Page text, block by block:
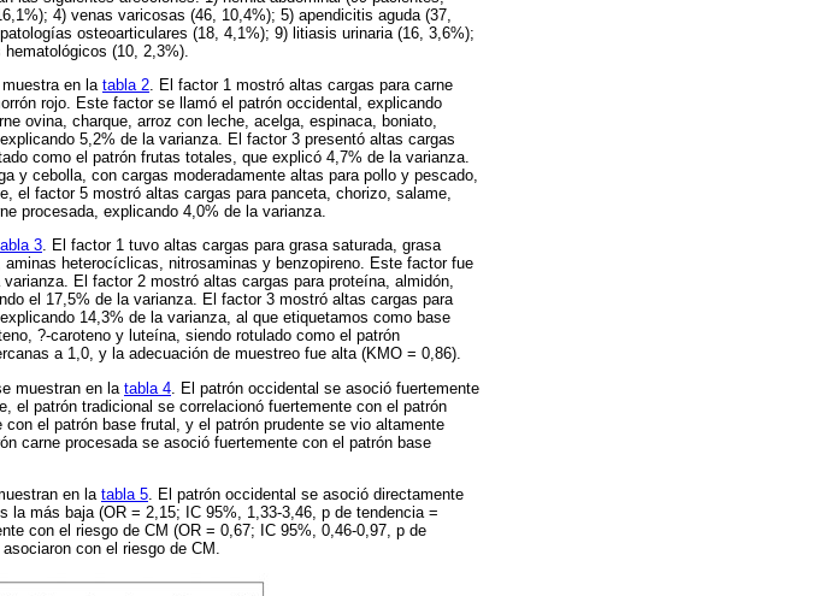
4) venas varicosas (46, 10,4%); 5) apendicitis aguda (37,
osteoarticulares (18, 4,1%); 9) litiasis urinaria (16, 3,6%);
(10, 2,3%).
en la tabla 2. El factor 1 mostró altas cargas para carne
rojo. Este factor se llamó el patrón occidental, explicando
ovina, charque, arroz con leche, acelga, espinaca, boniato,
5,2% de la varianza. El factor 3 presentó altas cargas
como el patrón frutas totales, que explicó 4,7% de la varianza.
y cebolla, con cargas moderadamente altas para pollo y pescado,
el factor 5 mostró altas cargas para panceta, chorizo, salame,
procesada, explicando 4,0% de la varianza.
3. El factor 1 tuvo altas cargas para grasa saturada, grasa
heterocíclicas, nitrosaminas y benzopireno. Este factor fue
El factor 2 mostró altas cargas para proteína, almidón,
el 17,5% de la varianza. El factor 3 mostró altas cargas para
14,3% de la varianza, al que etiquetamos como base
?-caroteno y luteína, siendo rotulado como el patrón
a 1,0, y la adecuación de muestreo fue alta (KMO = 0,86).
muestran en la tabla 4 . El patrón occidental se asoció fuertemente
el patrón tradicional se correlacionó fuertemente con el patrón
el patrón base frutal, y el patrón prudente se vio altamente
carne procesada se asoció fuertemente con el patrón base
en la tabla 5 . El patrón occidental se asoció directamente
más baja (OR = 2,15; IC 95%, 1,33-3,46, p de tendencia =
con el riesgo de CM (OR = 0,67; IC 95%, 0,46-0,97, p de
con el riesgo de CM.